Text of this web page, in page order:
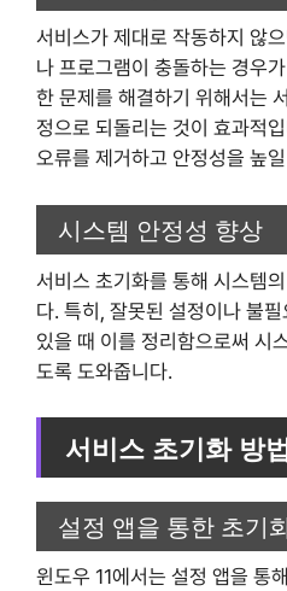
서비스가 제대로 작동하지 않
나 프로그램이 충돌하는 경우
한 문제를 해결하기 위해서는
정으로 되돌리는 것이 효과적
오류를 제거하고 안정성을 높
시스템 안정성 향상
서비스 초기화를 통해 시스템
다. 특히, 잘못된 설정이나 불
있을 때 이를 정리함으로써 시
도록 도와줍니다.
서비스 초기화 방
설정 앱을 통한 초기
윈도우 11에서는 설정 앱을 통